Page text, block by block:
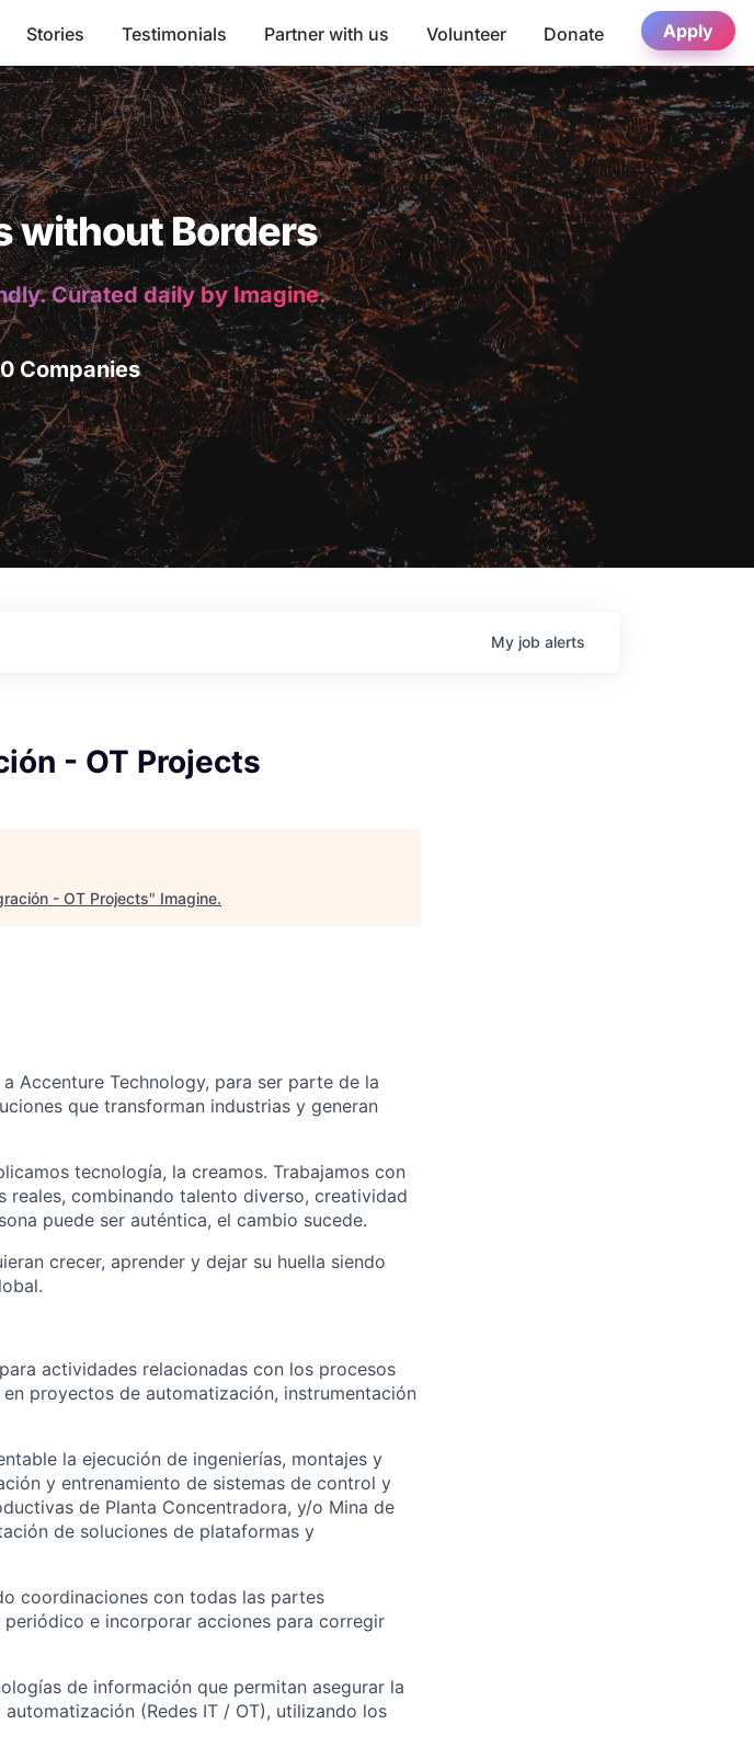
Stories Testimonials Partner with us Volunteer Donate Apply
without Borders
Curated daily by Imagine.
Companies
My job alerts
- OT Projects
- OT Projects" Imagine.
Accenture Technology, para ser parte de la
que transforman industrias y generan
tecnología, la creamos. Trabajamos con
reales, combinando talento diverso, creatividad
puede ser auténtica, el cambio sucede.
crecer, aprender y dejar su huella siendo
actividades relacionadas con los procesos
proyectos de automatización, instrumentación
la ejecución de ingenierías, montajes y
y entrenamiento de sistemas de control y
de Planta Concentradora, y/o Mina de
de soluciones de plataformas y
coordinaciones con todas las partes
e incorporar acciones para corregir
de información que permitan asegurar la
(Redes IT / OT), utilizando los